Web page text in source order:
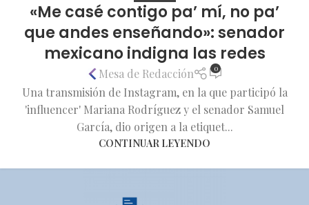
«Me casé contigo pa’ mí, no pa’
que andes enseñando»: senador
mexicano indigna las redes
Mesa de Redacción 0
Una transmisión de Instagram, en la que participó la
'influencer' Mariana Rodríguez y el senador Samuel
García, dio origen a la etiquet...
CONTINUAR LEYENDO